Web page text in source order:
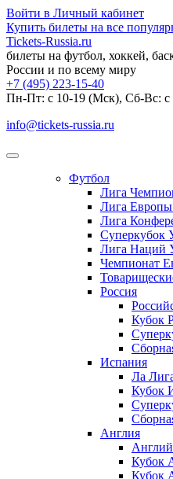
Войти в Личный кабинет
Купить билеты на все
Tickets-Russia.ru
билеты на футбол, хоккей,
России и по всему миру
+7 (495) 223-15-40
Пн-Пт: c 10-19 (Мск), Сб-Вс: с
info@tickets-russia.ru
Футбол
Лига
Лига
Лига
Лига Наций
Чемпионат
Россия
Кубок
Испания
Ла
Кубок
Англия
Кубок
Кубок